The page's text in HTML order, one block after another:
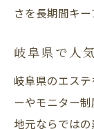
さを長期間キー
岐阜県で人
岐阜県のエス
ーやモニター制
地元ならでは